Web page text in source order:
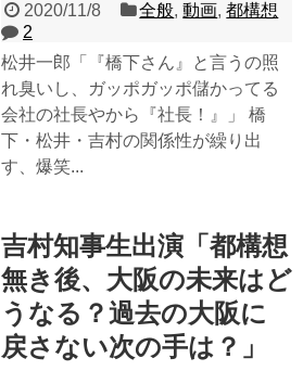
2020/11/8 全般,動画,都構想
2
松井一郎「『橋下さん』と言うの照
れ臭いし、ガッポガッポ儲かってる
会社の社長やから『社長！』」 橋
下・松井・吉村の関係性が繰り出
す、爆笑...
吉村知事生出演「都構想
無き後、大阪の未来はど
うなる？過去の大阪に
戻さない次の手は？」